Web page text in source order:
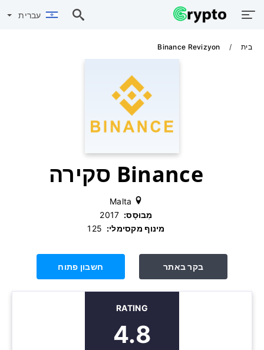
עברית
בית Binance Revizyon
Binance סקירה
מְבוּסָס:
מינוף מקסימלי:
בקר באתר חשבון פתוח
RATING
4.8